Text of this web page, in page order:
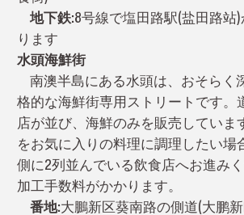
地下鉄:8号線で塩田路駅(盐田路站
ります
水頭海鮮街
南澳半島にある水頭は、おそらく
格的な海鮮街専用ストリートです。
店が並び、海鮮のみを販売していま
をお気に入りの料理に調理したい場
側に2列並んでいる飲食店へお進み
加工手数料がかかります。
番地:大鵬新区葵南路の側道(大鹏